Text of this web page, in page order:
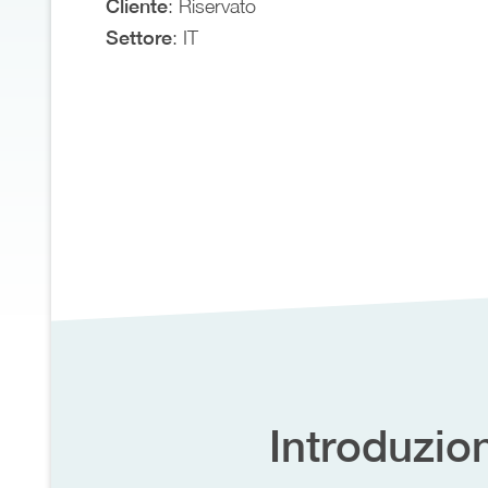
Cliente: Riservato
Settore: IT